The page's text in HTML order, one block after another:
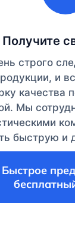
Получите
строго
и
качества
Мы
быструю и
Быстрое